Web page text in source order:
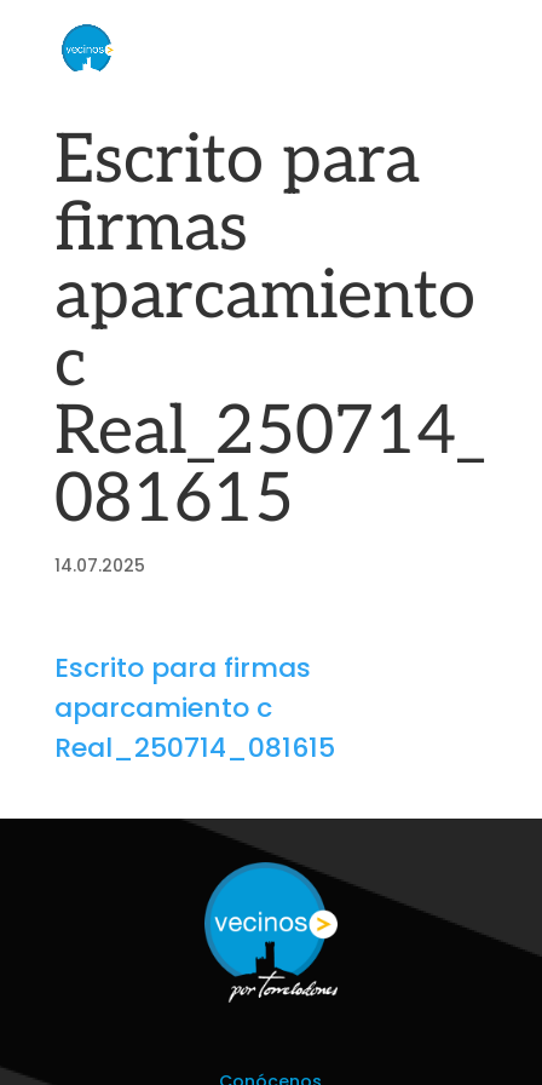
Escrito para
firmas
aparcamiento
c
Real_250714_
081615
14.07.2025
Escrito para firmas
aparcamiento c
Real_250714_081615